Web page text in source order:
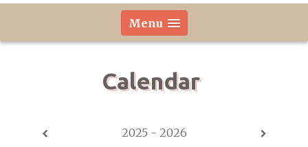
Menu
Calendar
2025 - 2026